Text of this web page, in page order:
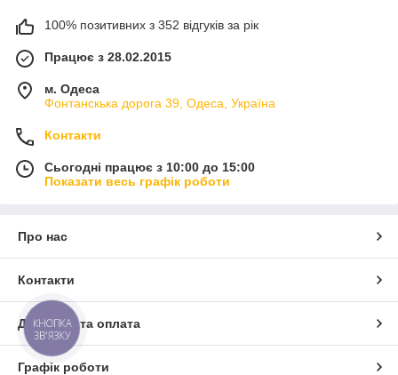
100% позитивних з 352 відгуків за рік
Працює з 28.02.2015
м. Одеса
Фонтанскька дорога 39, Одеса, Україна
Контакти
Сьогодні працює з 10:00 до 15:00
Показати весь графік роботи
Про нас
Контакти
Доставка та оплата
Графік роботи
КНОПКА
ЗВ'ЯЗКУ